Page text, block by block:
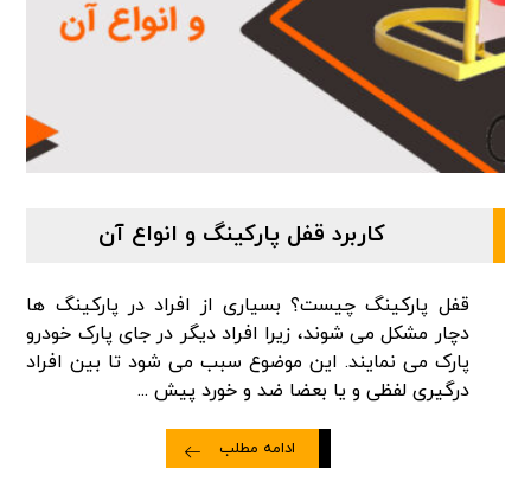
کاربرد قفل پارکینگ و انواع آن
قفل پارکینگ چیست؟ بسیاری از افراد در پارکینگ ها
دچار مشکل می شوند، زیرا افراد دیگر در جای پارک خودرو
پارک می نمایند. این موضوع سبب می شود تا بین افراد
درگیری لفظی و یا بعضا ضد و خورد پیش ...
ادامه مطلب